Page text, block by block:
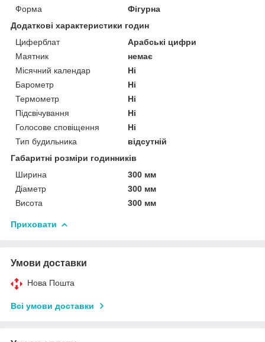
Форма
Фігурна
Додаткові характеристики годин
Циферблат
Арабські цифри
Маятник
немає
Місячний календар
Ні
Барометр
Ні
Термометр
Ні
Підсвічування
Ні
Голосове сповіщення
Ні
Тип будильника
відсутній
Габаритні розміри годинників
Ширина
300 мм
Діаметр
300 мм
Висота
300 мм
Приховати
Умови доставки
Нова Пошта
Всі умови доставки